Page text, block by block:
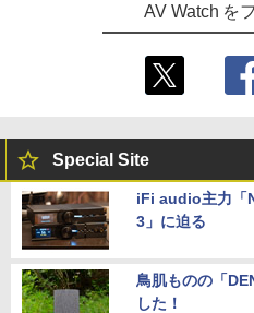
AV Watch を
Special Site
iFi audio主力「
3」に迫る
鳥肌ものの「
した！